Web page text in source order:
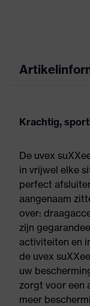
Krachtig,
De uvex
in vrijwel elke
perfect
aangenaam
over:
zijn
activiteiten en
de uvex
uw
zorgt voor een
meer